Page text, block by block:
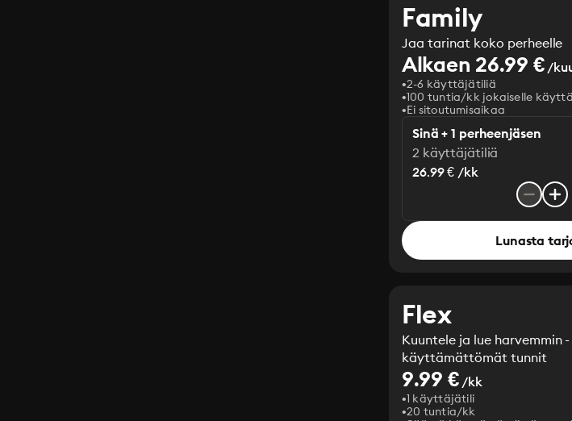
Family
Jaa tarinat koko perheelle
Alkaen 26.99 €/
2-6 käyttäjätiliä
100 tuntia/kk jokaiselle
Ei sitoutumisaikaa
Sinä + 1 perheenjäsen
2 käyttäjätiliä
26.99 € /kk
Lunasta
Flex
Kuuntele ja lue harvemmin
käyttämättömät tunnit
9.99 €/kk
1 käyttäjätili
20 tuntia/kk